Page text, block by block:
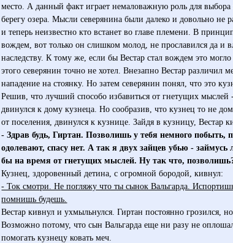
место. А данный факт играет немаловажную роль для выбора
берегу озера. Мысли северянина были далеко и довольно
и теперь неизвестно кто встанет во главе племени. В
вождем, вот только он слишком молод, не прославился да и
наследству. К тому же, если бы Вестар стал вождем это
этого северянин точно не хотел. Внезапно Вестар различил
нападение на стоянку. Но затем северянин понял, что это
Решив, что лучший способо избавиться от гнетущих мыслей
двинулся к дому кузнеца. Но сообразив, что кузнец то не
от поселения, двинулся к кузнице. Зайдя в кузницу, Вестар
- Здрав будь, Гиртан. Позволишь у тебя немного побыть,
одолевают, спасу нет. А так я двух зайцев убью -
бы на время от гнетущих мыслей. Ну так что,
Кузнец, здоровенный детина, с огромной бородой, кивнул:
- Ток смотри. Не погляжу что ты сынок Вальгарда.
помнишь будешь.
Вестар кивнул и ухмыльнулся. Гиртан постоянно грозился,
Возможно потому, что сын Вальгарда еще ни разу не
помогать кузнецу ковать меч.